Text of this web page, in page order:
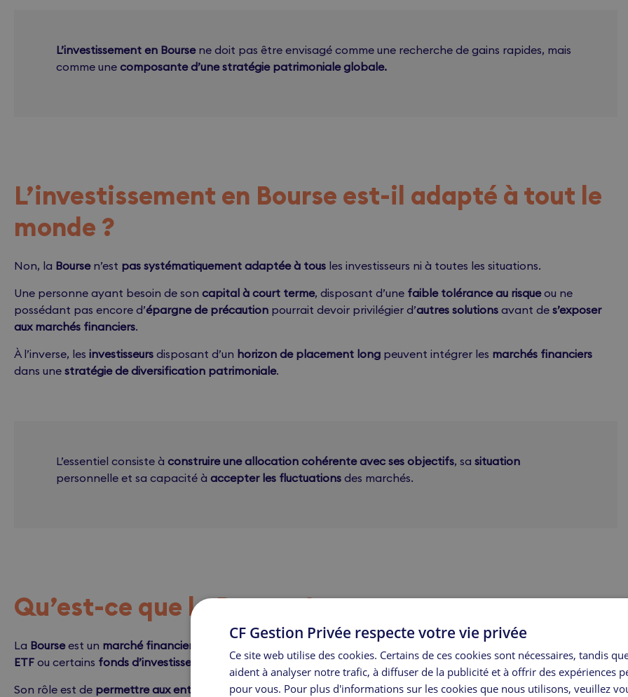
L’investissement en Bourse ne doit pas être envisagé comme une recherche de gains rapides, mais
comme une composante d’une stratégie patrimoniale globale.
L’investissement en Bourse est-il adapté à tout le
monde ?
Non, la Boursen’est pas systématiquement adaptée à tous les investisseurs ni à toutes les situations.
Une personne ayant besoin de son capital à court terme, disposant d’une faible tolérance au risqueou ne
possédant pas encore d’épargne de précaution pourrait devoir privilégier d’autres solutions avant de s’exposer
aux marchés financiers.
À l’inverse, les investisseurs disposant d’un horizon de placement long peuvent intégrer les marchés financiers
dans une stratégie de diversification patrimoniale.
L’essentiel consiste à construire une allocation cohérente avec ses objectifs, sa situation
personnelle et sa capacité à accepter les fluctuations des marchés.
Qu’est-ce que la Bourse ?
La Bourseest un marché financier actifs actions
ETF ou certains fonds d’investissement
Son rôle est de permettre aux entreprises de financer leur développement tout en offrant aux investisseurs la
CF Gestion Privée respecte votre vie privée
Ce site web utilise des cookies. Certains de ces cookies sont nécessaires, tandis
aident à analyser notre trafic, à diffuser de la publicité et à offrir des expériences
pour vous. Pour plus d'informations sur les cookies que nous utilisons, veuillez